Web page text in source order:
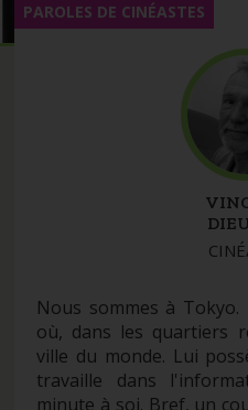
Nous sommes à
où, dans les quartiers
ville du monde. Lui
travaille dans
minute à soi. Bref, un
PAROLES DE CINÉASTES